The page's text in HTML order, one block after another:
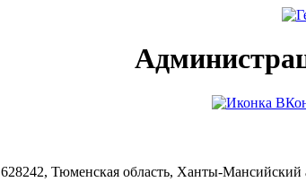
628242, Тюменская область, Ханты-